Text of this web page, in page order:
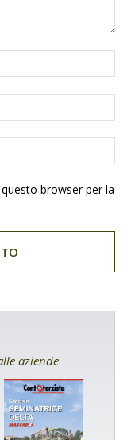
browser per la
aziende